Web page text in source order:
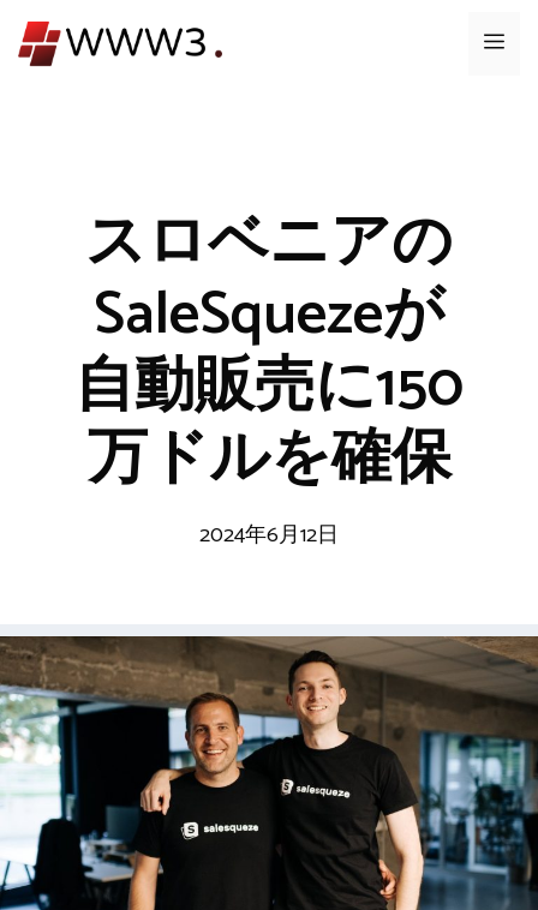
ン
メ
スロベニアの
SaleSquezeが
自動販売に150
万ドルを確保
2024年6月12日